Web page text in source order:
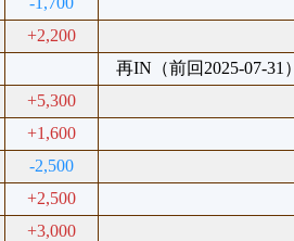
+2,200
再IN（前回2025-07-31）
+5,300
+1,600
-2,500
+2,500
+3,000